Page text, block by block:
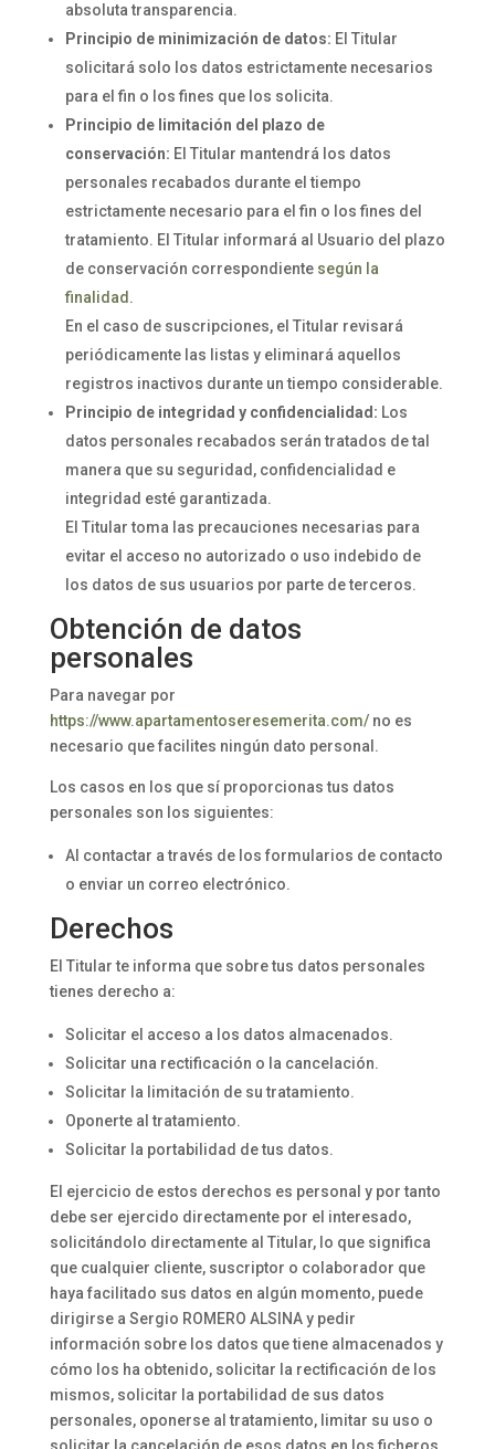
absoluta transparencia.
Principio de minimización de datos: El Titular
solicitará solo los datos estrictamente necesarios
para el fin o los fines que los solicita.
Principio de limitación del plazo de
conservación: El Titular mantendrá los datos
personales recabados durante el tiempo
estrictamente necesario para el fin o los fines del
tratamiento. El Titular informará al Usuario del plazo
de conservación correspondiente según la
finalidad .
En el caso de suscripciones, el Titular revisará
periódicamente las listas y eliminará aquellos
registros inactivos durante un tiempo considerable.
Principio de integridad y confidencialidad: Los
datos personales recabados serán tratados de tal
manera que su seguridad, confidencialidad e
integridad esté garantizada.
El Titular toma las precauciones necesarias para
evitar el acceso no autorizado o uso indebido de
los datos de sus usuarios por parte de terceros.
Obtención de datos
personales
Para navegar por
https://www.apartamentoseresemerita.com/no es
necesario que facilites ningún dato personal.
Los casos en los que sí proporcionas tus datos
personales son los siguientes:
Al contactar a través de los formularios de contacto
o enviar un correo electrónico.
Derechos
El Titular te informa que sobre tus datos personales
tienes derecho a:
Solicitar el acceso a los datos almacenados.
Solicitar una rectificación o la cancelación.
Solicitar la limitación de su tratamiento.
Oponerte al tratamiento.
Solicitar la portabilidad de tus datos.
El ejercicio de estos derechos es personal y por tanto
debe ser ejercido directamente por el interesado,
solicitándolo directamente al Titular, lo que significa
que cualquier cliente, suscriptor o colaborador que
haya facilitado sus datos en algún momento, puede
dirigirse a Sergio ROMERO ALSINA y pedir
información sobre los datos que tiene almacenados y
cómo los ha obtenido, solicitar la rectificación de los
mismos, solicitar la portabilidad de sus datos
personales, oponerse al tratamiento, limitar su uso o